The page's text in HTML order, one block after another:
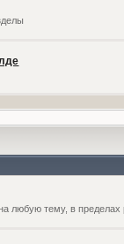
любую тему, в пределах